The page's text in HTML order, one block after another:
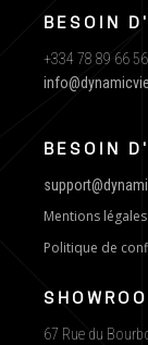
BESOIN
+334 78 89 66 56
BESOIN
Mentions légales
Politique de
67 Rue du